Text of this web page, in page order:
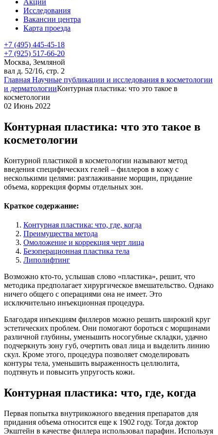
Акции
Исследования
Вакансии центра
Карта проезда
+7 (495) 445-45-18
+7 (925) 517-66-20
Москва, Земляной
вал д. 52/16, стр. 2
Главная Научные публикации и исследования в косметологии
и дерматологииКонтурная пластика: что это такое в
косметологии
02 Июнь 2022
Контурная пластика: что это такое в
косметологии
Контурной пластикой в косметологии называют метод
введения специфических гелей – филлеров в кожу с
несколькими целями: разглаживание морщин, придание
объема, коррекция формы отдельных зон.
Краткое содержание:
Контурная пластика: что, где, когда
Преимущества метода
Омоложение и коррекция черт лица
Безоперационная пластика тела
Липолифтинг
Возможно кто-то, услышав слово «пластика», решит, что
методика предполагает хирургическое вмешательство. Однако
ничего общего с операциями она не имеет. Это
исключительно инъекционная процедура.
Благодаря инъекциям филлеров можно решить широкий круг
эстетических проблем. Они помогают бороться с морщинами
различной глубины, уменьшить носогубные складки, удачно
подчеркнуть зону губ, очертить овал лица и выделить линию
скул. Кроме этого, процедура позволяет смоделировать
контуры тела, уменьшить выраженность целлюлита,
подтянуть и повысить упругость кожи.
Контурная пластика: что, где, когда
Первая попытка внутрикожного введения препаратов для
придания объема относится еще к 1902 году. Тогда доктор
Экштейн в качестве филлера использовал парафин. Используя